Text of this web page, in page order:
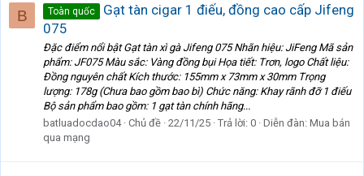
B Toàn quốc
Gạt tàn cigar 1 điếu, đồng cao cấp Jifeng
075
Đặc điểm nổi bật Gạt tàn xì gà Jifeng 075 Nhãn hiệu: JiFeng Mã sản
phẩm: JF075 Màu sắc: Vàng đồng bụi Họa tiết: Trơn, logo Chất liệu:
Đồng nguyên chất Kích thước: 155mm x 73mm x 30mm Trọng
lượng: 178g (Chưa bao gồm bao bì) Chức năng: Khay rãnh đỡ 1 điếu
Bộ sản phẩm bao gồm: 1 gạt tàn chính hãng...
batluadocdao04 Chủ đề 22/11/25 Trả lời: 0 Diễn đàn: Mua bán
qua mạng